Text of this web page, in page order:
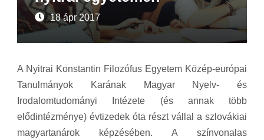
18 ápr 2017
A Nyitrai Konstantin Filozófus Egyetem Közép-európai
Tanulmányok Karának Magyar Nyelv- és
Irodalomtudományi Intézete (és annak több
elődintézménye) évtizedek óta részt vállal a szlovákiai
magyartanárok képzésében. A színvonalas